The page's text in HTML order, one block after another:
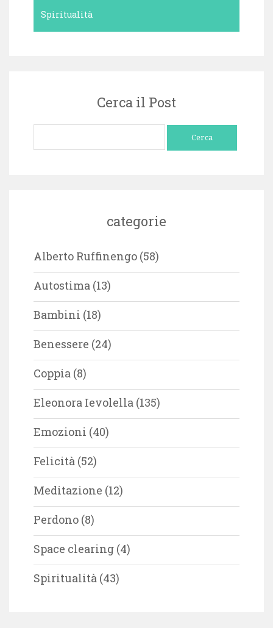
Spiritualità
Cerca il Post
categorie
Alberto Ruffinengo (58)
Autostima (13)
Bambini (18)
Benessere (24)
Coppia (8)
Eleonora Ievolella (135)
Emozioni (40)
Felicità (52)
Meditazione (12)
Perdono (8)
Space clearing (4)
Spiritualità (43)